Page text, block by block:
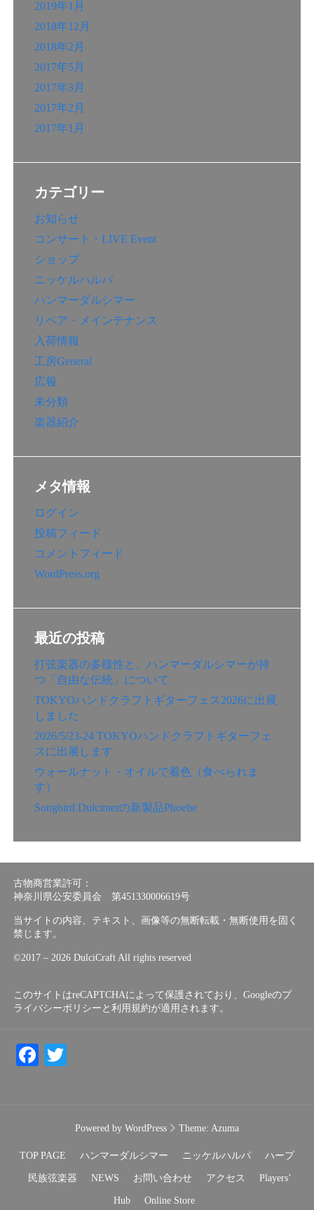
2019年1月
2018年12月
2018年2月
2017年5月
2017年3月
2017年2月
2017年1月
カテゴリー
お知らせ
コンサート・LIVE Event
ショップ
ニッケルハルパ
ハンマーダルシマー
リペア・メインテナンス
入荷情報
工房General
広報
未分類
楽器紹介
メタ情報
ログイン
投稿フィード
コメントフィード
WordPress.org
最近の投稿
打弦楽器の多様性と、ハンマーダルシマーが持
つ「自由な伝統」について
TOKYOハンドクラフトギターフェス2026に出展
しました
2026/5/23-24 TOKYOハンドクラフトギターフェ
スに出展します
ウォールナット・オイルで着色（食べられま
す）
Songbird Dulcimerの新製品Phoebe
古物商営業許可：
神奈川県公安委員会 第451330006619号
当サイトの内容、テキスト、画像等の無断転載・無断使用を固く
禁じます。
©︎2017 – 2026 DulciCraft All rights reserved
このサイトはreCAPTCHAによって保護されており、Googleのプ
ライバシーポリシー と 利用規約が適用されます。
Facebook
Powered by WordPress Theme: Azuma
TOP PAGE ハンマーダルシマー ニッケルハルパ ハープ
民族弦楽器 NEWS お問い合わせ アクセス Players’
Hub Online Store